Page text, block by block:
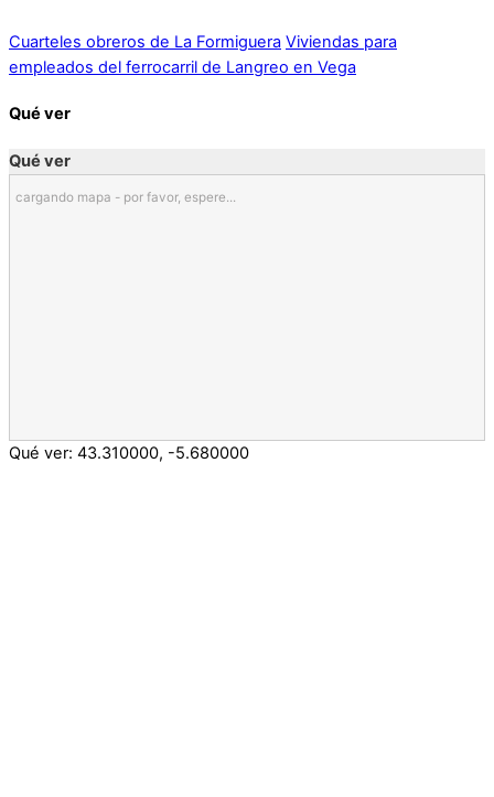
Cuarteles obreros de La Formiguera Viviendas para
empleados del ferrocarril de Langreo en Vega
Qué ver
Qué ver
cargando mapa - por favor, espere...
Qué ver: 43.310000, -5.680000